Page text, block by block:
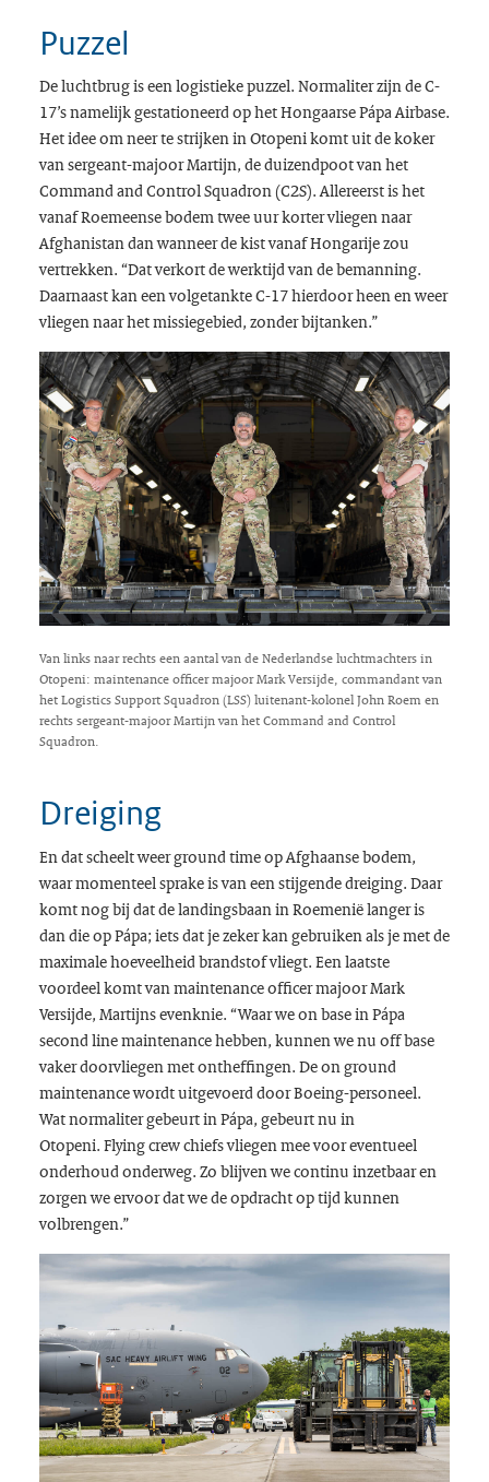
Puzzel
De luchtbrug is een logistieke puzzel. Normaliter zijn de C-
17’s namelijk gestationeerd op het Hongaarse Pápa Airbase.
Het idee om neer te strijken in Otopeni komt uit de koker
van sergeant-majoor Martijn, de duizendpoot van het
Command and Control Squadron (C2S). Allereerst is het
vanaf Roemeense bodem twee uur korter vliegen naar
Afghanistan dan wanneer de kist vanaf Hongarije zou
vertrekken. “Dat verkort de werktijd van de bemanning.
Daarnaast kan een volgetankte C-17 hierdoor heen en weer
vliegen naar het missiegebied, zonder bijtanken.”
Van links naar rechts een aantal van de Nederlandse luchtmachters in
Otopeni: maintenance officer majoor Mark Versijde, commandant van
het Logistics Support Squadron (LSS) luitenant-kolonel John Roem en
rechts sergeant-majoor Martijn van het Command and Control
Squadron.
Dreiging
En dat scheelt weer ground time op Afghaanse bodem,
waar momenteel sprake is van een stijgende dreiging. Daar
komt nog bij dat de landingsbaan in Roemenië langer is
dan die op Pápa; iets dat je zeker kan gebruiken als je met de
maximale hoeveelheid brandstof vliegt. Een laatste
voordeel komt van maintenance officer majoor Mark
Versijde, Martijns evenknie. “Waar we on base in Pápa
second line maintenance hebben, kunnen we nu off base
vaker doorvliegen met ontheffingen. De on ground
maintenance wordt uitgevoerd door Boeing-personeel.
Wat normaliter gebeurt in Pápa, gebeurt nu in
Otopeni. Flying crew chiefs vliegen mee voor eventueel
onderhoud onderweg. Zo blijven we continu inzetbaar en
zorgen we ervoor dat we de opdracht op tijd kunnen
volbrengen.”